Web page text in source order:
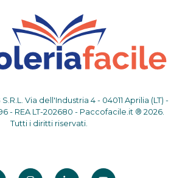
Via dell'Industria 4 - 04011 Aprilia (LT) -
- REA LT-202680 - Paccofacile.it ® 2026.
Tutti i diritti riservati.